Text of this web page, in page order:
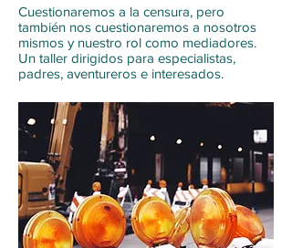
Cuestionaremos a la censura, pero
también nos cuestionaremos a nosotros
mismos y nuestro rol como mediadores.
Un taller dirigidos para especialistas,
padres, aventureros e interesados.